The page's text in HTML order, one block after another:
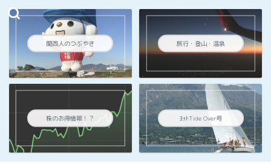
関西人のつぶやき 旅行・登山・温泉
株のお得情報！？ ﾖｯﾄTide Over号